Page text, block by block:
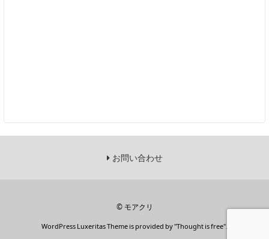
お問い合わせ
© モアクリ
WordPress Luxeritas Theme is provided by "Thought is free".